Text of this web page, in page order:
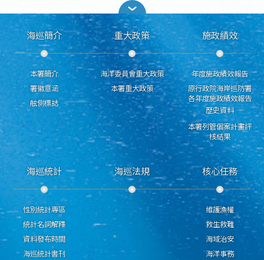
海巡簡介
本署簡介
署徽意涵
舷側標誌
重大政策
海洋委員會重大政策
本署重大政策
施政績效
年度施政績效報告
原行政院海岸巡防署
各年度施政績效報告
歷史資料
本署列管個案計畫評
核結果
海巡統計
性別統計專區
統計名詞解釋
資料發布時間
海巡統計書刊
海巡法規 核心任務
維護漁權
救生救難
海域治安
海洋事務